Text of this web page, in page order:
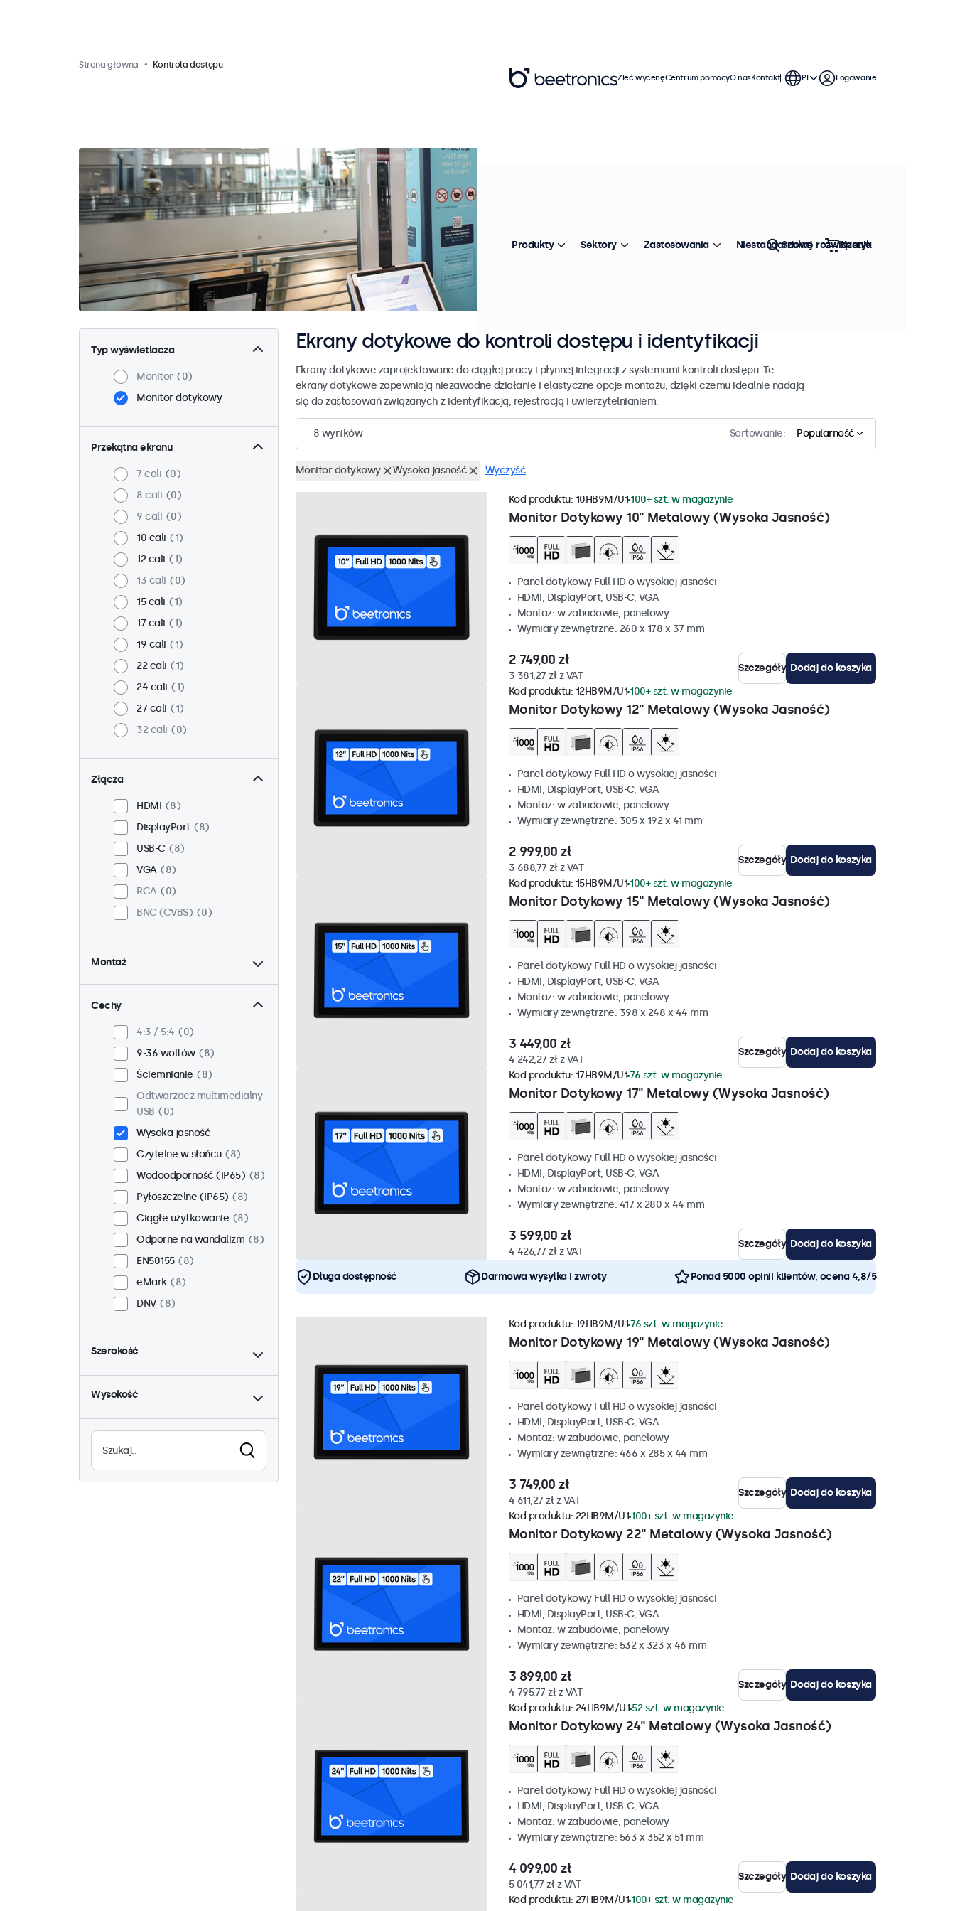
Strona główna Kontrola dostępu
Typ wyświetlacza
Monitor
0
Monitor dotykowy
Przekątna ekranu
7 cali
0
8 cali
0
9 cali
0
10 cali
1
12 cali
1
13 cali
0
15 cali
1
17 cali
1
19 cali
1
22 cali
1
24 cali
1
27 cali
1
32 cali
0
Złącza
HDMI
8
DisplayPort
8
USB-C
8
VGA
8
RCA
0
BNC (CVBS)
0
Montaż
Biurkowy
0
Panelowy
8
W zabudowie
8
Stojak 19 cali
0
VESA 75 x 75
VESA 100 x 100
Cechy
4:3 / 5:4
0
9-36 woltów
8
Ściemnianie
8
Odtwarzacz multimedialny
USB
0
Wysoka jasność
Czytelne w słońcu
8
Wodoodporność (IP65)
8
Pyłoszczelne (IP65)
8
Ciągłe użytkowanie
8
Odporne na wandalizm
8
EN50155
8
eMark
8
DNV
8
Szerokość
Wysokość
Ekrany dotykowe do kontroli dostępu i identyfikacji
Ekrany dotykowe zaprojektowane do ciągłej pracy i płynnej integracji z systemami kontroli dostępu. Te
ekrany dotykowe zapewniają niezawodne działanie i elastyczne opcje montażu, dzięki czemu idealnie nadają
się do zastosowań związanych z identyfikacją, rejestracją i uwierzytelnianiem.
8 wyników Sortowanie: Popularność
Monitor dotykowy Wysoka jasność Wyczyść
Monitor Dotykowy 10" Metalowy (Wysoka Jasność)
Kod produktu: 10HB9M/U1 100+ szt. w magazynie
Panel dotykowy Full HD o wysokiej jasności
HDMI, DisplayPort, USB-C, VGA
Montaz: w zabudowie, panelowy
Wymiary zewnętrzne: 260 x 178 x 37 mm
2 749,00 zł
3 381,27 zł z VAT
Szczegóły Dodaj do koszyka
Monitor Dotykowy 12" Metalowy (Wysoka Jasność)
Kod produktu: 12HB9M/U1 100+ szt. w magazynie
Panel dotykowy Full HD o wysokiej jasności
HDMI, DisplayPort, USB-C, VGA
Montaz: w zabudowie, panelowy
Wymiary zewnętrzne: 305 x 192 x 41 mm
2 999,00 zł
3 688,77 zł z VAT
Szczegóły Dodaj do koszyka
Monitor Dotykowy 15" Metalowy (Wysoka Jasność)
Kod produktu: 15HB9M/U1 100+ szt. w magazynie
Panel dotykowy Full HD o wysokiej jasności
HDMI, DisplayPort, USB-C, VGA
Montaz: w zabudowie, panelowy
Wymiary zewnętrzne: 398 x 248 x 44 mm
3 449,00 zł
4 242,27 zł z VAT
Szczegóły Dodaj do koszyka
Monitor Dotykowy 17" Metalowy (Wysoka Jasność)
Kod produktu: 17HB9M/U176 szt. w magazynie
Panel dotykowy Full HD o wysokiej jasności
HDMI, DisplayPort, USB-C, VGA
Montaz: w zabudowie, panelowy
Wymiary zewnętrzne: 417 x 280 x 44 mm
3 599,00 zł
4 426,77 zł z VAT
Szczegóły Dodaj do koszyka
Długa dostępność Darmowa wysyłka i zwroty Ponad 5000 opinii klientów, ocena 4,8/5
Monitor Dotykowy 19" Metalowy (Wysoka Jasność)
Kod produktu: 19HB9M/U176 szt. w magazynie
Panel dotykowy Full HD o wysokiej jasności
HDMI, DisplayPort, USB-C, VGA
Montaz: w zabudowie, panelowy
Wymiary zewnętrzne: 466 x 285 x 44 mm
3 749,00 zł
4 611,27 zł z VAT
Szczegóły Dodaj do koszyka
Monitor Dotykowy 22" Metalowy (Wysoka Jasność)
Kod produktu: 22HB9M/U1 100+ szt. w magazynie
Panel dotykowy Full HD o wysokiej jasności
HDMI, DisplayPort, USB-C, VGA
Montaz: w zabudowie, panelowy
Wymiary zewnętrzne: 532 x 323 x 46 mm
3 899,00 zł
4 795,77 zł z VAT
Szczegóły Dodaj do koszyka
Monitor Dotykowy 24" Metalowy (Wysoka Jasność)
Kod produktu: 24HB9M/U1 52 szt. w magazynie
Panel dotykowy Full HD o wysokiej jasności
HDMI, DisplayPort, USB-C, VGA
Montaz: w zabudowie, panelowy
Wymiary zewnętrzne: 563 x 352 x 51 mm
4 099,00 zł
5 041,77 zł z VAT
Szczegóły Dodaj do koszyka
Kod produktu: 27HB9M/U1 100+ szt. w magazynie
Zleć wycenęCentrum pomocyO nasKontakt PL Logowanie
Produkty Sektory Zastosowania Niestandardowe rozwiązania
Szukaj Koszyk